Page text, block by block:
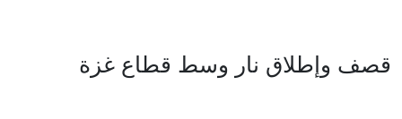
قصف وإطلاق نار وسط قطاع غزة